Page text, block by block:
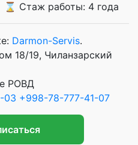
⌛ Стаж работы: 4 года
Darmon-Servis.
18/19, Чиланзарский
РОВД
03 +998-78-777-41-07